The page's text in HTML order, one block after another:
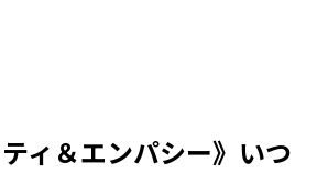
ィ＆エンパシー》いつ